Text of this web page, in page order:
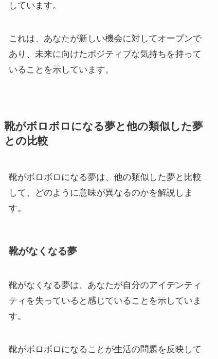
しています。
これは、あなたが新しい機会に対してオープンで
あり、未来に向けたポジティブな気持ちを持って
いることを示しています。
靴がボロボロになる夢と他の類似した夢
との比較
靴がボロボロになる夢は、他の類似した夢と比較
して、どのように意味が異なるのかを解説しま
す。
靴がなくなる夢
靴がなくなる夢は、あなたが自分のアイデンティ
ティを失っていると感じていることを示していま
す。
靴がボロボロになることが生活の問題を反映して